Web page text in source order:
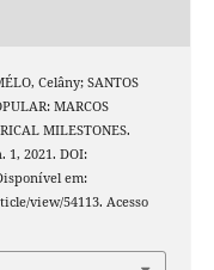
Celâny; SANTOS
MARCOS
MILESTONES.
1, 2021. DOI:
em:
view/54113. Acesso